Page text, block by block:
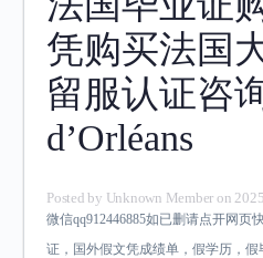
凭购买法国
留服认证咨
d’Orléans
Posted by Unknown Member on
微信qq912446885如已删请点开网页
证，国外假文凭成绩单，假学历，